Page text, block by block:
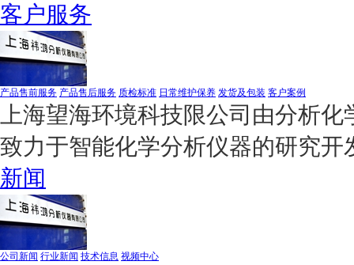
客户服务
产品售前服务 产品售后服务 质检标准 日常维护保养 发货及包装 客户案例
上海望海环境科技限公司由分析
致力于智能化学分析仪器的研究开
新闻
公司新闻 行业新闻 技术信息 视频中心